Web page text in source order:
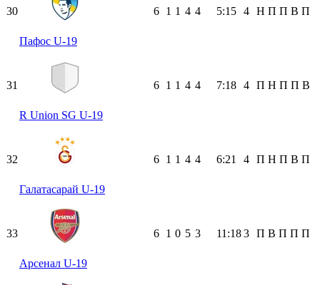
30
Пафос U-19
6 1 1 4 4 5:15 4 Н П П В П
31
R Union SG U-19
6 1 1 4 4 7:18 4 П Н П П В
32
Галатасарай U-19
6 1 1 4 4 6:21 4 П Н П В П
33
Арсенал U-19
6 1 0 5 3 11:183 П В П П П